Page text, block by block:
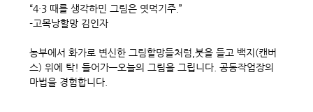
“4·3 때를 생각하민 그림은 엿먹기주.”
-고목낭할망 김인자
농부에서 화가로 변신한 그림할망들처럼,붓을 들고 백지(캔버
스) 위에 탁! 들어가—오늘의 그림을 그립니다. 공동작업장의
마법을 경험합니다.